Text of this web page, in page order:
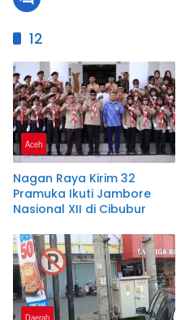
12
Aceh
Nagan Raya Kirim 32
Pramuka Ikuti Jambore
Nasional XII di Cibubur
Daerah